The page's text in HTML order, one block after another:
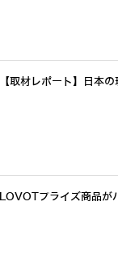
【取材レポート】日本
LOVOTプライズ商品が